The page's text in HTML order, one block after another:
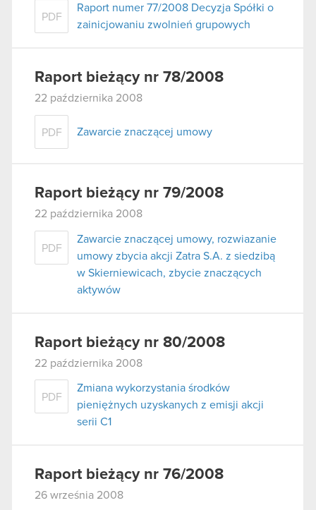
PDF
Raport numer 77/2008 Decyzja Spółki o
zainicjowaniu zwolnień grupowych
Raport bieżący nr 78/2008
22 października 2008
PDF Zawarcie znaczącej umowy
Raport bieżący nr 79/2008
22 października 2008
PDF
Zawarcie znaczącej umowy, rozwiazanie
umowy zbycia akcji Zatra S.A. z siedzibą
w Skierniewicach, zbycie znaczących
aktywów
Raport bieżący nr 80/2008
22 października 2008
PDF
Zmiana wykorzystania środków
pieniężnych uzyskanych z emisji akcji
serii C1
Raport bieżący nr 76/2008
26 września 2008